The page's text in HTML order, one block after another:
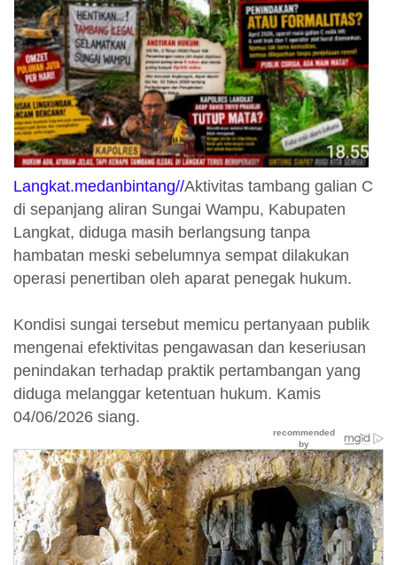
Langkat.medanbintang//Aktivitas tambang galian C
di sepanjang aliran Sungai Wampu, Kabupaten
Langkat, diduga masih berlangsung tanpa
hambatan meski sebelumnya sempat dilakukan
operasi penertiban oleh aparat penegak hukum.
Kondisi sungai tersebut memicu pertanyaan publik
mengenai efektivitas pengawasan dan keseriusan
penindakan terhadap praktik pertambangan yang
diduga melanggar ketentuan hukum. Kamis
04/06/2026 siang.